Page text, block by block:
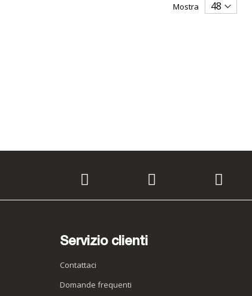
Mostra
Servizio clienti
Contattaci
Domande frequenti